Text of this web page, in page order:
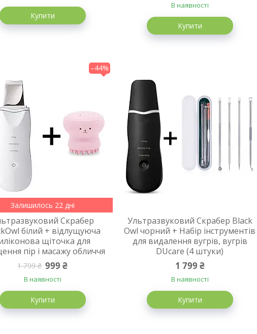
Купити
В наявності
Купити
–44%
Залишилось 22 дні
Скрабер
білий + відлущуюча
щіточка для
пір і масажу обличчя
1 799 ₴ 999 ₴
В наявності
Купити
Ультразвуковий Скрабер Black
Owl чорний + Набір інструментів
для видалення вугрів, вугрів
DUcare (4 штуки)
1 799 ₴
В наявності
Купити